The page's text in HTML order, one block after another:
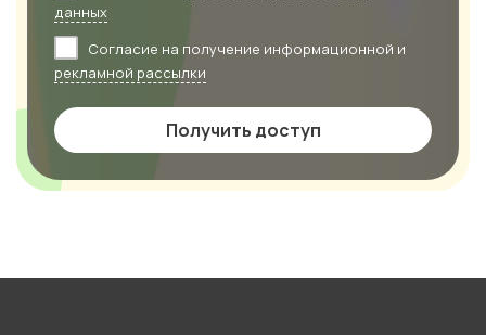
данных
Согласие на получение информационной и
рекламной рассылки
Получить доступ